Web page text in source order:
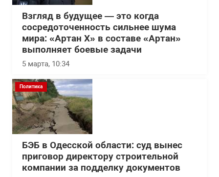
Взгляд в будущее — это когда
сосредоточенность сильнее шума
мира: «Артан Х» в составе «Артан»
выполняет боевые задачи
5 марта, 10:34
Политика
БЭБ в Одесской области: суд вынес
приговор директору строительной
компании за подделку документов